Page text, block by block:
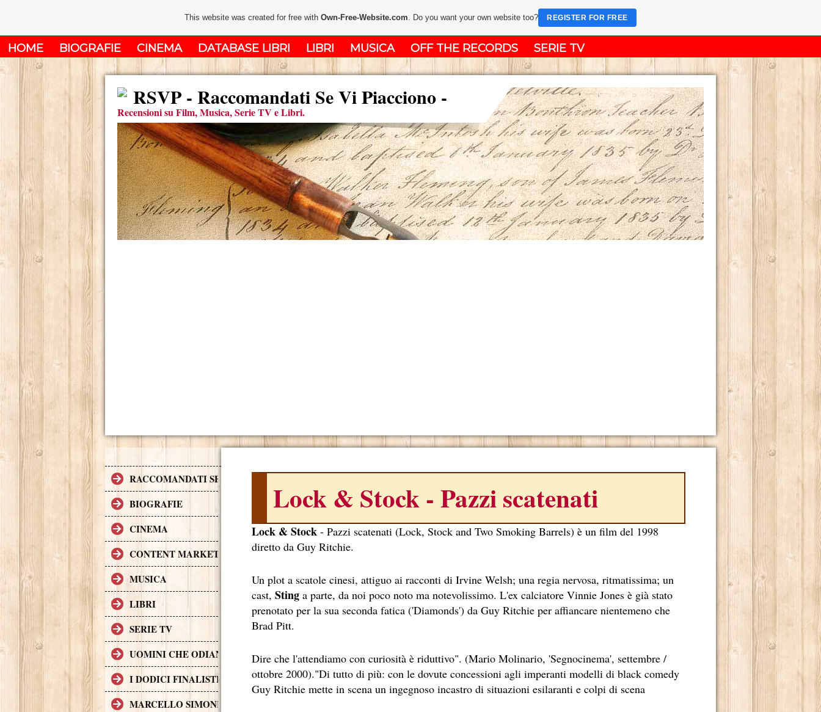
HOME BIOGRAFIE CINEMA DATABASE LIBRI LIBRI MUSICA OFF THE RECORDS SERIE TV
RSVP - Raccomandati Se Vi Piacciono -
Recensioni su Film, Musica, Serie TV e Libri.
RACCOMANDATI SE TI PIACCIONO
BIOGRAFIE
CINEMA
CONTENT MARKETING.
MUSICA
LIBRI
SERIE TV
UOMINI CHE ODIANO LE DONNE
I DODICI FINALISTI IN DELLA SESSANTASETTESIMA EDIZIONE DEL PREMIO STREGA.
MARCELLO SIMONI GIOVANE SCRITTORE ORMAI NON PIU ESORDIENTE, BENSI AMPIAMENTE RADICATO NEL NOSTRO PAESE.
Lock & Stock - Pazzi scatenati
Lock & Stock - Pazzi scatenati (Lock, Stock and Two Smoking Barrels) è un film del 1998
diretto da Guy Ritchie.
Un plot a scatole cinesi, attiguo ai racconti di Irvine Welsh; una regia nervosa, ritmatissima; un
cast, Sting a parte, da noi poco noto ma notevolissimo. L'ex calciatore Vinnie Jones è già stato
prenotato per la sua seconda fatica ('Diamonds') da Guy Ritchie per affiancare nientemeno che
Brad Pitt.
Dire che l'attendiamo con curiosità è riduttivo". (Mario Molinario, 'Segnocinema', settembre /
ottobre 2000)."Di tutto di più: con le dovute concessioni agli imperanti modelli di black comedy
Guy Ritchie mette in scena un ingegnoso incastro di situazioni esilaranti e colpi di scena
This website was created for free withOwn-Free-Website.com. Do you want your own website too? REGISTER FOR FREE